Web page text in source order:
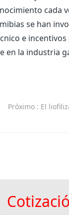
cada
se han
e
en la industria
Próximo : El